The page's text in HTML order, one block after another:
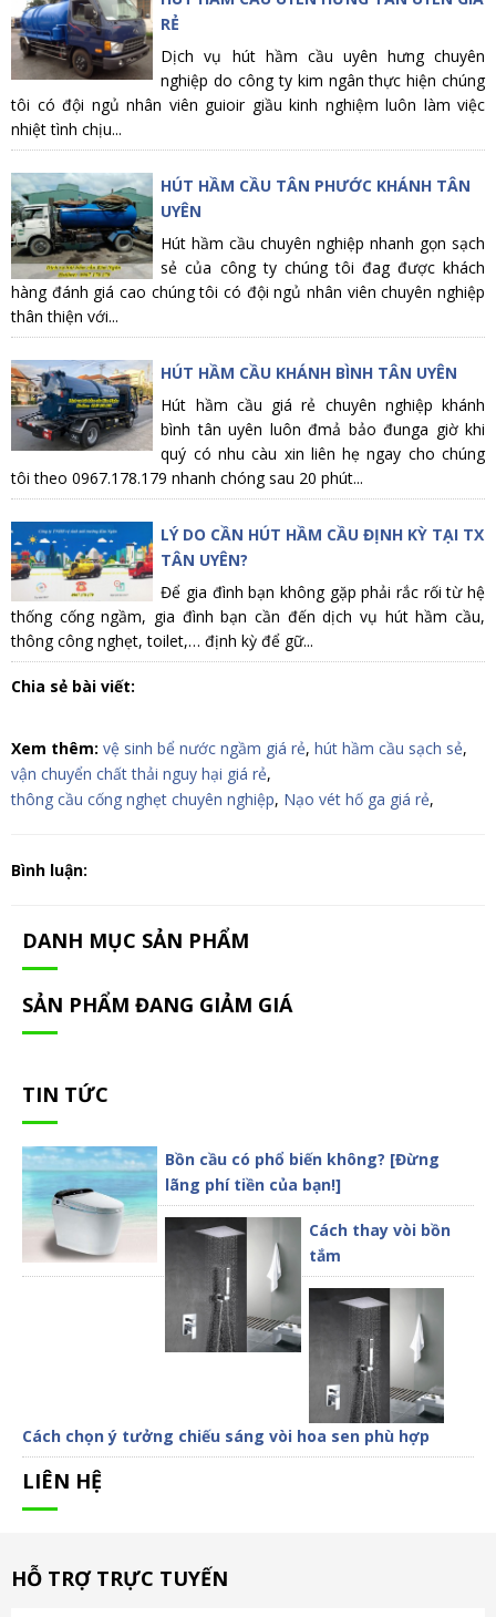
RẺ
Dịch vụ hút hầm cầu uyên hưng chuyên
nghiệp do công ty kim ngân thực hiện chúng
tôi có đội ngủ nhân viên guioir giầu kinh nghiệm luôn làm việc
nhiệt tình chịu...
HÚT HẦM CẦU TÂN PHƯỚC KHÁNH TÂN
UYÊN
Hút hầm cầu chuyên nghiệp nhanh gọn sạch
sẻ của công ty chúng tôi đag được khách
hàng đánh giá cao chúng tôi có đội ngủ nhân viên chuyên nghiệp
thân thiện với...
HÚT HẦM CẦU KHÁNH BÌNH TÂN UYÊN
Hút hầm cầu giá rẻ chuyên nghiệp khánh
bình tân uyên luôn đmả bảo đunga giờ khi
quý có nhu càu xin liên hẹ ngay cho chúng
tôi theo 0967.178.179 nhanh chóng sau 20 phút...
LÝ DO CẦN HÚT HẦM CẦU ĐỊNH KỲ TẠI TX
TÂN UYÊN?
Để gia đình bạn không gặp phải rắc rối từ hệ
thống cống ngầm, gia đình bạn cần đến dịch vụ hút hầm cầu,
thông công nghẹt, toilet,… định kỳ để gữ...
Chia sẻ bài viết:
Xem thêm: vệ sinh bể nước ngầm giá rẻ, hút hầm cầu sạch sẻ,
vận chuyển chất thải nguy hại giá rẻ,
thông cầu cống nghẹt chuyên nghiệp, Nạo vét hố ga giá rẻ,
Bình luận:
DANH MỤC SẢN PHẨM
SẢN PHẨM ĐANG GIẢM GIÁ
TIN TỨC
Bồn cầu có phổ biến không? [Đừng
lãng phí tiền của bạn!]
Cách thay vòi bồn
tắm
Cách chọn ý tưởng chiếu sáng vòi hoa sen phù hợp
LIÊN HỆ
HỖ TRỢ TRỰC TUYẾN